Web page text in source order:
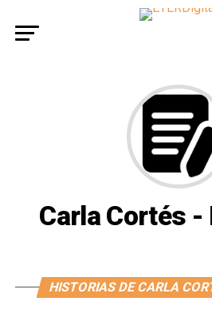
Carla Cortés -
HISTORIAS DE CARLA